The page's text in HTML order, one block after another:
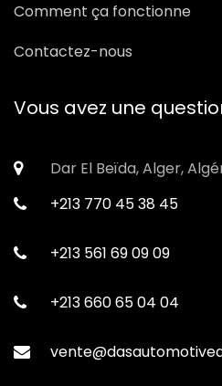
Comment ça fonctionne
Contactez-nous
Vous avez une
Dar El Beïda, Alger,
+213 770 45 38 45
+213 561 69 09 09
+213 660 65 04 04